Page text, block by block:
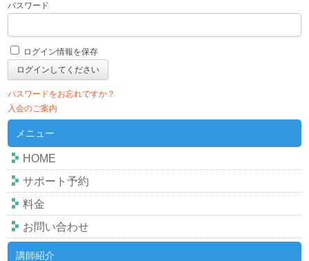
パスワード
ログイン情報を保存
パスワードをお忘れですか？
入会のご案内
メニュー
HOME
サポート予約
料金
お問い合わせ
講師紹介